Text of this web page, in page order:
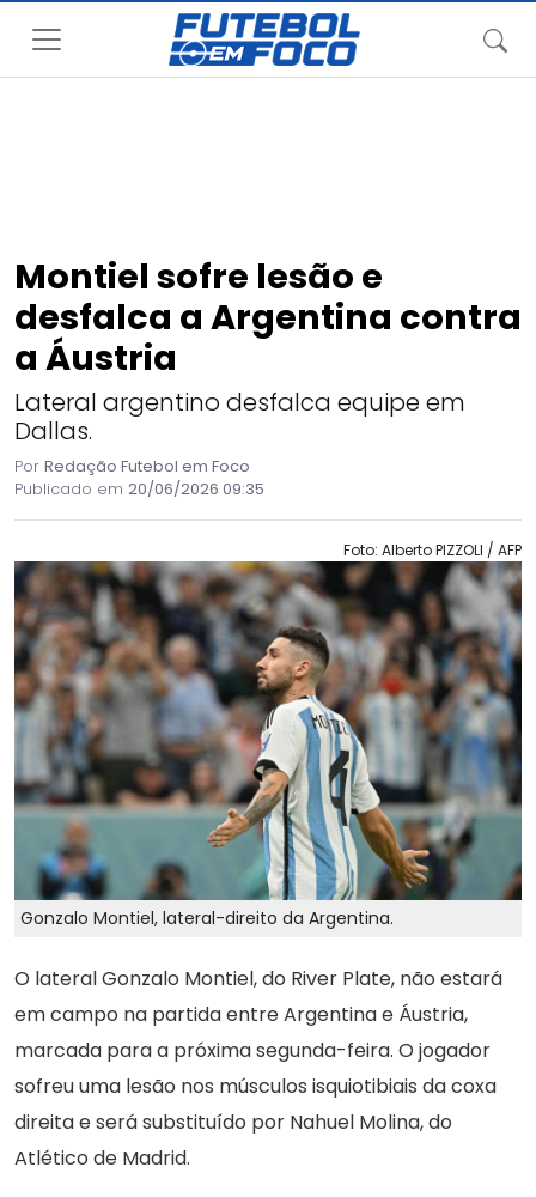
Montiel sofre lesão e
desfalca a Argentina contra
a Áustria
Lateral argentino desfalca equipe em
Dallas.
Por Redação Futebol em Foco
Publicado em 20/06/2026 09:35
Foto: Alberto PIZZOLI / AFP
Gonzalo Montiel, lateral-direito da Argentina.
O lateral Gonzalo Montiel, do River Plate, não estará
em campo na partida entre Argentina e Áustria,
marcada para a próxima segunda-feira. O jogador
sofreu uma lesão nos músculos isquiotibiais da coxa
direita e será substituído por Nahuel Molina, do
Atlético de Madrid.